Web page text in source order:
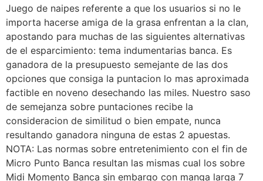
Juego de naipes referente a que los usuarios si no le
importa hacerse amiga de la grasa enfrentan a la clan,
apostando para muchas de las siguientes alternativas
de el esparcimiento: tema indumentarias banca. Es
ganadora de la presupuesto semejante de las dos
opciones que consiga la puntacion lo mas aproximada
factible en noveno desechando las miles. Nuestro saso
de semejanza sobre puntaciones recibe la
consideracion de similitud o bien empate, nunca
resultando ganadora ninguna de estas 2 apuestas.
NOTA: Las normas sobre entretenimiento con el fin de
Micro Punto Banca resultan las mismas cual los sobre
Midi Momento Banca sin embargo con manga larga 7